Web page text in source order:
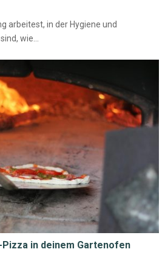
arbeitest, in der Hygiene und
wie...
in deinem Gartenofen